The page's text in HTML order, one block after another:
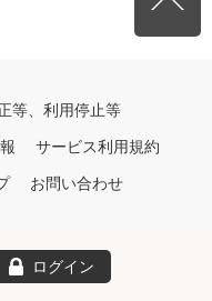
等、利用停止等
サービス利用規約
お問い合わせ
ログイン